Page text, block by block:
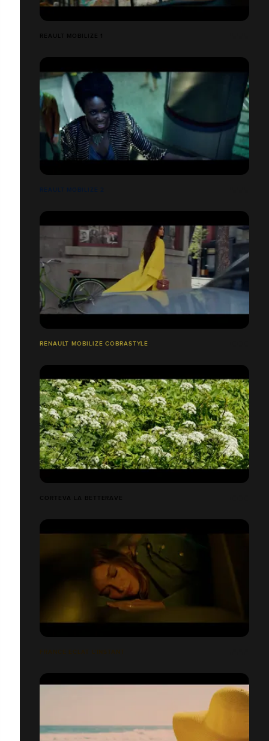
REAULT MOBILIZE 1
RENAULT MOBILIZE COBRASTYLE
CORTEVA LA BETTERAVE